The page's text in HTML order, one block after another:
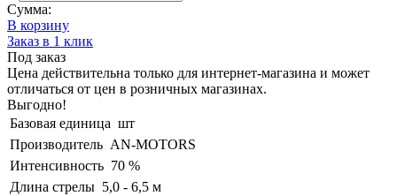
Сумма:
В корзину
Заказ в 1 клик
Под заказ
Цена действительна только для интернет-магазина и может
отличаться от цен в розничных магазинах.
Выгодно!
Базовая единица шт
Производитель AN-MOTORS
Интенсивность 70 %
Длина стрелы 5,0 - 6,5 м